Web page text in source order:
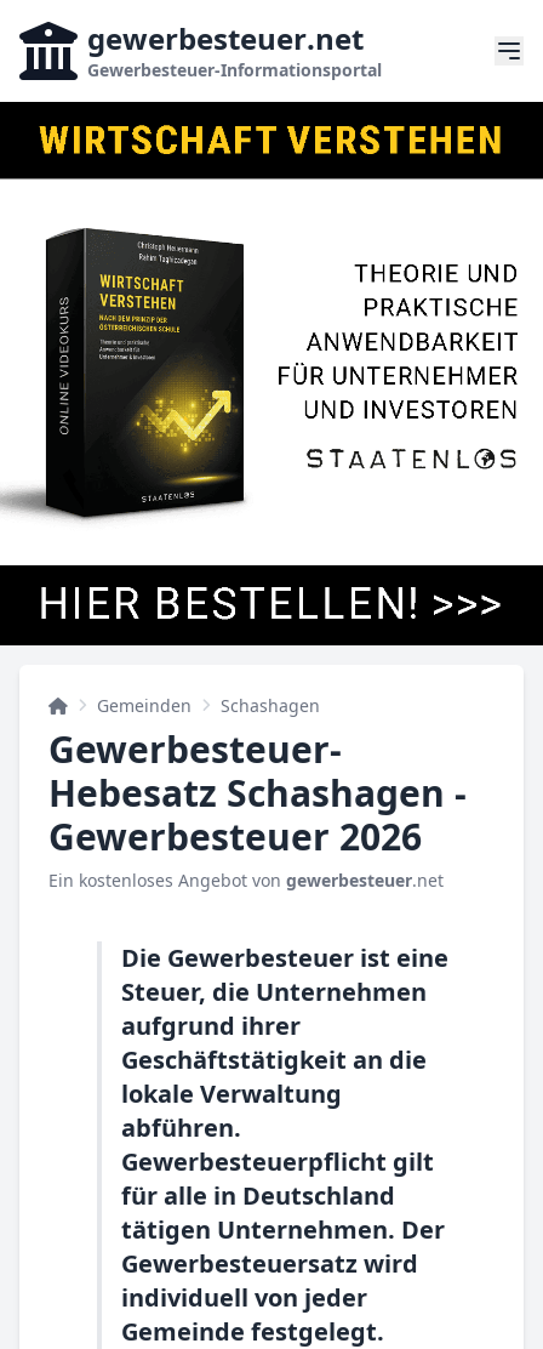
gewerbesteuer.net
Gewerbesteuer-Informationsportal
Gemeinden Schashagen
Gewerbesteuer-
Hebesatz Schashagen -
Gewerbesteuer 2026
Ein kostenloses Angebot von gewerbesteuer.net
Die Gewerbesteuer ist eine
Steuer, die Unternehmen
aufgrund ihrer
Geschäftstätigkeit an die
lokale Verwaltung
abführen.
Gewerbesteuerpflicht gilt
für alle in Deutschland
tätigen Unternehmen. Der
Gewerbesteuersatz wird
individuell von jeder
Gemeinde festgelegt.